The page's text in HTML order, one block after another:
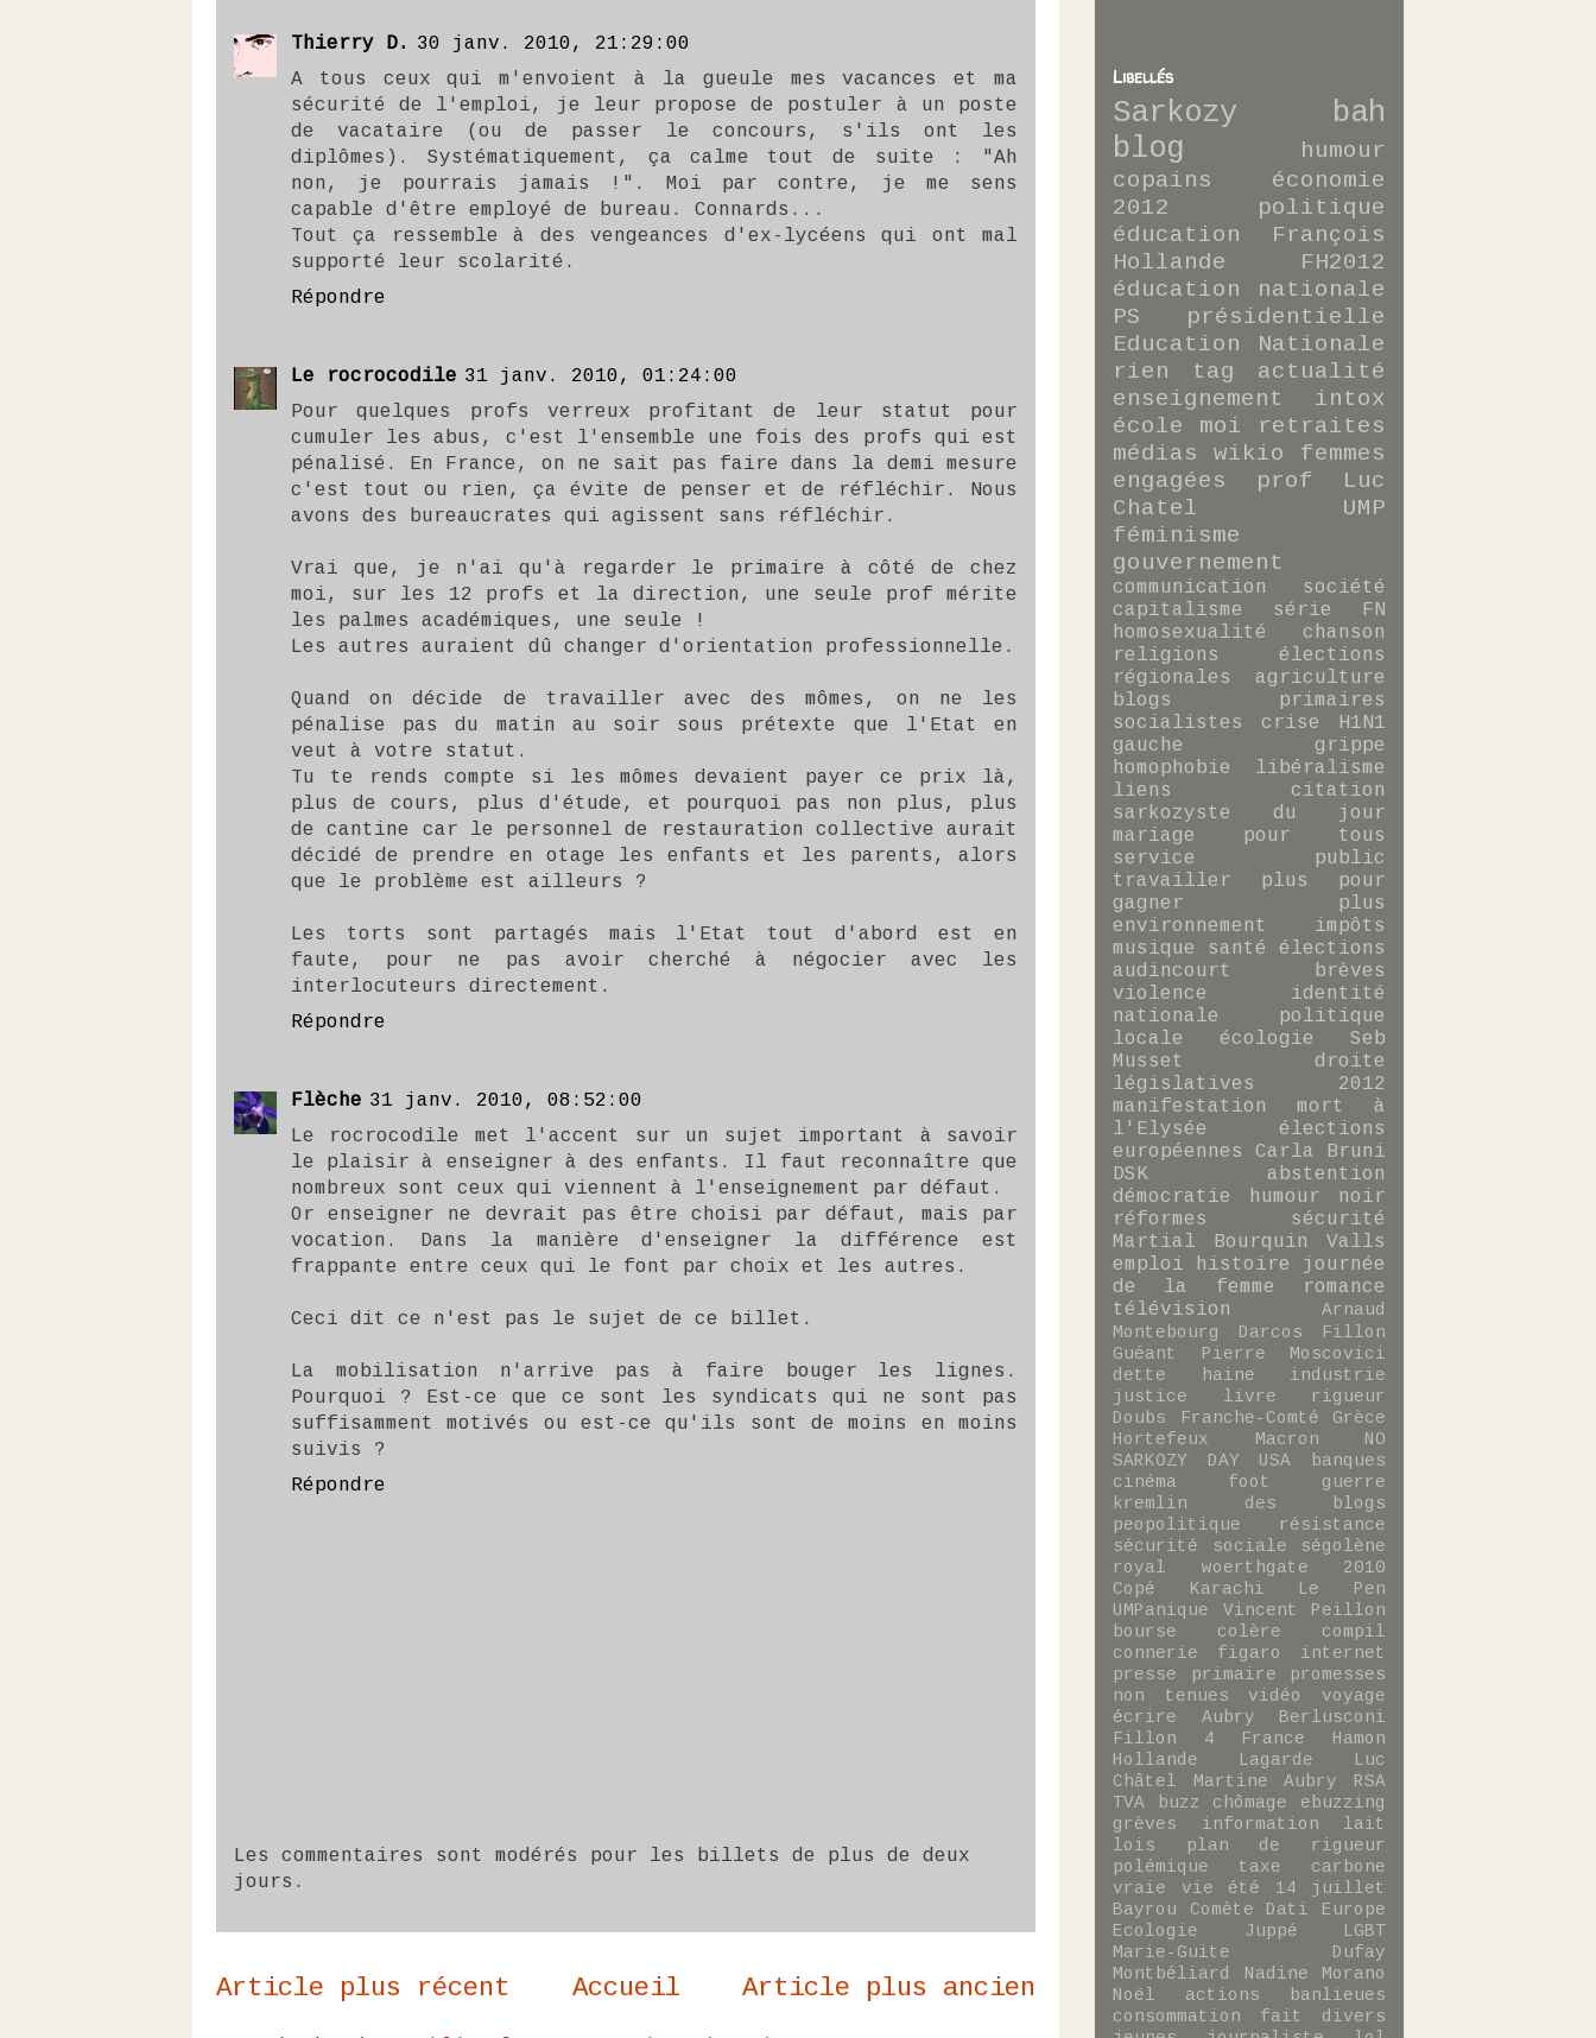
Thierry D.
30 janv. 2010, 21:29:00
A tous ceux qui m'envoient à la gueule mes vacances et ma
sécurité de l'emploi, je leur propose de postuler à un poste
de vacataire (ou de passer le concours, s'ils ont les
diplômes). Systématiquement, ça calme tout de suite : "Ah
non, je pourrais jamais !". Moi par contre, je me sens
capable d'être employé de bureau. Connards...
Tout ça ressemble à des vengeances d'ex-lycéens qui ont mal
supporté leur scolarité.
Répondre
Le rocrocodile 31 janv. 2010, 01:24:00
Pour quelques profs verreux profitant de leur statut pour
cumuler les abus, c'est l'ensemble une fois des profs qui est
pénalisé. En France, on ne sait pas faire dans la demi mesure
c'est tout ou rien, ça évite de penser et de réfléchir. Nous
avons des bureaucrates qui agissent sans réfléchir.
Vrai que, je n'ai qu'à regarder le primaire à côté de chez
moi, sur les 12 profs et la direction, une seule prof mérite
les palmes académiques, une seule !
Les autres auraient dû changer d'orientation professionnelle.
Quand on décide de travailler avec des mômes, on ne les
pénalise pas du matin au soir sous prétexte que l'Etat en
veut à votre statut.
Tu te rends compte si les mômes devaient payer ce prix là,
plus de cours, plus d'étude, et pourquoi pas non plus, plus
de cantine car le personnel de restauration collective aurait
décidé de prendre en otage les enfants et les parents, alors
que le problème est ailleurs ?
Les torts sont partagés mais l'Etat tout d'abord est en
faute, pour ne pas avoir cherché à négocier avec les
interlocuteurs directement.
Répondre
Flèche 31 janv. 2010, 08:52:00
Le rocrocodile met l'accent sur un sujet important à savoir
le plaisir à enseigner à des enfants. Il faut reconnaître que
nombreux sont ceux qui viennent à l'enseignement par défaut.
Or enseigner ne devrait pas être choisi par défaut, mais par
vocation. Dans la manière d'enseigner la différence est
frappante entre ceux qui le font par choix et les autres.
Ceci dit ce n'est pas le sujet de ce billet.
La mobilisation n'arrive pas à faire bouger les lignes.
Pourquoi ? Est-ce que ce sont les syndicats qui ne sont pas
suffisamment motivés ou est-ce qu'ils sont de moins en moins
suivis ?
Répondre
Les commentaires sont modérés pour les billets de plus de deux
jours.
Article plus récent Article plus ancien
Accueil
Libellés
Sarkozy
bah
blog
humour
copains
économie
2012
politique
éducation
François
Hollande
FH2012
éducation nationale
PS
présidentielle
Education Nationale
rien
tag
actualité
enseignement
intox
école
moi
retraites
médias
wikio
femmes
engagées
prof
Luc
Chatel
UMP
féminisme
gouvernement
communication
société
capitalisme
série
FN
homosexualité
chanson
religions
élections
régionales
agriculture
blogs
primaires
socialistes
crise
H1N1
gauche
grippe
homophobie
libéralisme
liens
citation
sarkozyste du jour
mariage pour tous
service public
travailler plus pour
gagner plus
environnement
impôts
musique
santé
élections
audincourt
brèves
violence
identité
nationale
politique
locale
écologie
Seb
Musset
droite
législatives 2012
manifestation
mort à
l'Elysée
élections
européennes
Carla Bruni
DSK
abstention
démocratie
humour noir
réformes
sécurité
Martial Bourquin
Valls
emploi
histoire
journée
de la femme
romance
télévision
Arnaud
Montebourg
Darcos
Fillon
Guéant
Pierre Moscovici
dette
haine
industrie
justice
livre
rigueur
Doubs
Franche-Comté
Grèce
Hortefeux
Macron
NO
SARKOZY DAY
USA
banques
cinéma
foot
guerre
kremlin des blogs
peopolitique
résistance
sécurité sociale
ségolène
royal
woerthgate
2010
Copé
Karachi
Le Pen
UMPanique
Vincent Peillon
bourse
colère
compil
connerie
figaro
internet
presse
primaire
promesses
non tenues
vidéo
voyage
écrire
Aubry
Berlusconi
Fillon 4
France
Hamon
Hollande
Lagarde
Luc
Châtel
Martine Aubry
RSA
TVA
buzz chômage
ebuzzing
grèves
information
lait
lois
plan de rigueur
polémique
taxe carbone
vraie vie
été
14 juillet
Bayrou
Comète Dati
Europe
Ecologie
Juppé
LGBT
Marie-Guite Dufay
Montbéliard
Nadine Morano
Noël
actions
banlieues
consommation
fait divers